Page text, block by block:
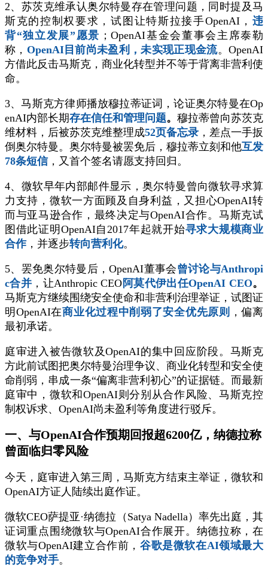
2、苏茨克维承认奥尔特曼存在管理问题，同时提及马
斯克的控制权要求，试图让特斯拉接手OpenAI， 违
背“独立发展”愿景 ；OpenAI基金会董事会主席泰勒
称， OpenAI目前尚未盈利，未实现正现金流。OpenAI
方借此反击马斯克，商业化转型并不等于背离非营利使
命。
3、马斯克方律师播放穆拉蒂证词，论证奥尔特曼在Op
enAI内部长期存在信任和管理问题。 穆拉蒂曾向苏茨克
维材料，后被苏茨克维整理成52页备忘录 ，差点一手扳
倒奥尔特曼。奥尔特曼被罢免后，穆拉蒂立刻和他互发
78条短信，又首个签名请愿支持回归。
4、微软早年内部邮件显示，奥尔特曼曾向微软寻求算
力支持，微软一方面顾及自身利益，又担心OpenAI转
而与亚马逊合作，最终决定与OpenAI合作。马斯克试
图借此证明OpenAI自2017年起就开始寻求大规模商业
合作，并逐步转向营利化。
5、罢免奥尔特曼后，OpenAI董事会曾讨论与Anthropi
c合并 ，让Anthropic CEO 阿莫代伊出任OpenAI CEO。
马斯克方继续围绕安全使命和非营利治理举证，试图证
明OpenAI在商业化过程中削弱了安全优先原则
，偏离
最初承诺。
庭审进入被告微软及OpenAI的集中回应阶段。马斯克
方此前试图把奥尔特曼治理争议、商业化转型和安全使
命削弱，串成一条“偏离非营利初心”的证据链。而最新
庭审中，微软和OpenAI则分别从合作风险、马斯克控
制权诉求、OpenAI尚未盈利等角度进行驳斥。
一、与OpenAI合作预期回报超6200亿，纳德拉称
曾面临归零风险
今天，庭审进入第三周，马斯克方结束主举证，微软和
OpenAI方证人陆续出庭作证。
微软CEO萨提亚·纳德拉（Satya Nadella）率先出庭，其
证词重点围绕微软与OpenAI合作展开。纳德拉称，在
微软与OpenAI建立合作前， 谷歌是微软在AI领域最大
的竞争对手。